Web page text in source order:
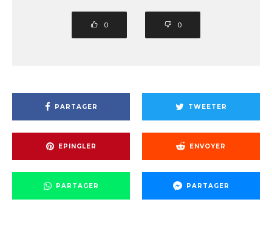
0 0
PARTAGER TWEETER
EPINGLER ENVOYER
PARTAGER PARTAGER